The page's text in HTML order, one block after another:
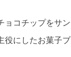
ョコチップをサン
役にしたお菓子ブ